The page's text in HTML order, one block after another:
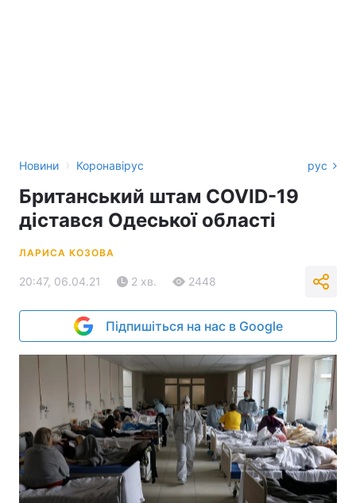
Новини › Коронавірус рус
Британський штам COVID-19
дістався Одеської області
ЛАРИСА КОЗОВА
20:47, 06.04.21 2 хв. 2448
Підпишіться на нас в Google